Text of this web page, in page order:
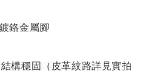
鉻金屬腳
構穩固（皮革紋路詳見實拍